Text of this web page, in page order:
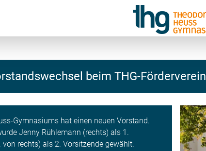
beim THG-Förderverein
Gymnasiums hat einen neuen Vorstand.
Jenny Rühlemann (rechts) als 1.
rechts) als 2. Vorsitzende gewählt.